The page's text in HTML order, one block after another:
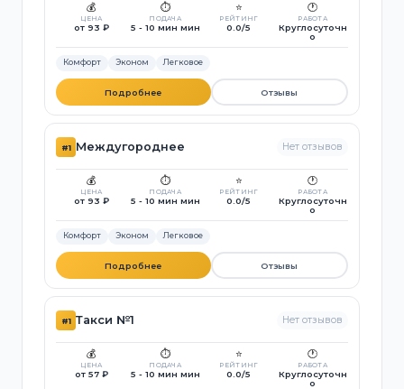
💰
ЦЕНА
от 93 ₽
⏱️
ПОДАЧА
5 - 10 мин мин
⭐
РЕЙТИНГ
0.0/5
🕐
РАБОТА
Круглосуточн
о
Комфорт Эконом Легковое
Подробнее Отзывы
#1 Междугороднее Нет отзывов
💰
ЦЕНА
от 93 ₽
⏱️
ПОДАЧА
5 - 10 мин мин
⭐
РЕЙТИНГ
0.0/5
🕐
РАБОТА
Круглосуточн
о
Комфорт Эконом Легковое
Подробнее Отзывы
#1 Такси №1 Нет отзывов
💰
ЦЕНА
от 57 ₽
⏱️
ПОДАЧА
5 - 10 мин мин
⭐
РЕЙТИНГ
0.0/5
🕐
РАБОТА
Круглосуточн
о